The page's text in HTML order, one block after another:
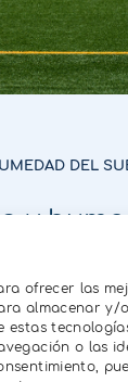
ofrecer las
almacenar y/
estas
o las
DEL
y